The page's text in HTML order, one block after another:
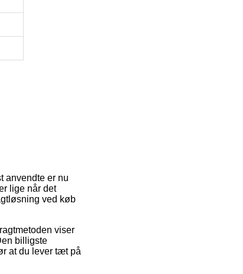
anvendte er nu
lige når det
ved køb
viser
billigste
at du lever tæt på